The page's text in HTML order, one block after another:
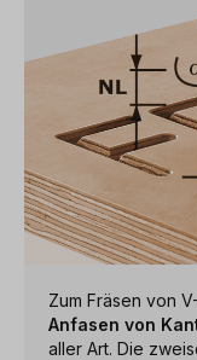
Zum Fräsen von
Anfasen von
aller Art. Die